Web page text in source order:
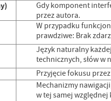
Gdy komponent
przez autora.
W przypadku
prawdziwe: Brak
Język naturalny
technicznych, słów w
Przyjęcie fokusu
Mechanizmy
w tej samej